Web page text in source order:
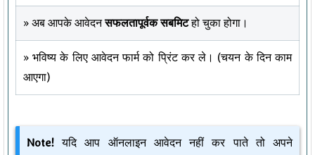
» अब आपके आवेदनसफलतापूर्वक सबमिटहो चुका होगा।
» भविष्य के लिए आवेदन फार्म को प्रिंट कर ले। (चयन के दिन काम
आएगा)
Note! यदि आप ऑनलाइन आवेदन नहीं कर पाते तो अपने